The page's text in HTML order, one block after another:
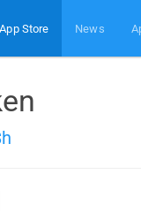
App Store News